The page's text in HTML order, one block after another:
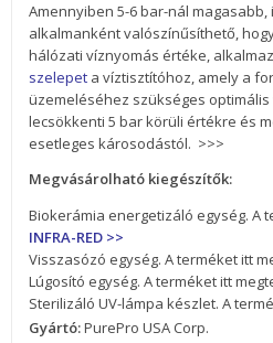
Amennyiben 5-6 bar-nál
alkalmanként valószínűsíthető,
hálózati víznyomás értéke,
szelepet a víztisztítóhoz, amely a
üzemeléséhez szükséges
lecsökkenti 5 bar körüli értékre és
esetleges károsodástól. >>>
Megvásárolható kiegészítők:
Biokerámia energetizáló egység. A
INFRA-RED >>
Visszasózó egység. A terméket itt
Lúgosító egység. A terméket itt
Sterilizáló UV-lámpa készlet. A
Gyártó:PurePro USA Corp.